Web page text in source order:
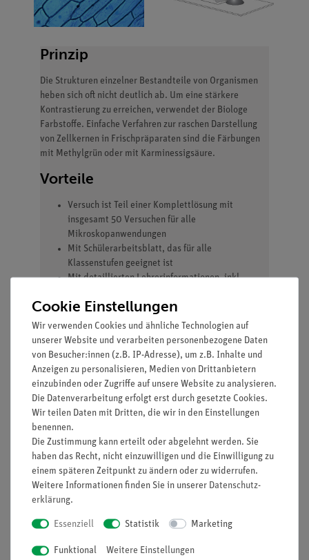
Prinzip
Die Strukturen einzelner Bestandteile von Organismen
heben sich oft nicht deutlich ab. Um eine stärkere
Kontrastierung zu erreichen, verwendet der Biologe
Farbstoffe. Einfache Verfahren zur raschen Darstellung
von Zellkernen in Frischpräparaten sind die Färbungen
mit Methylgrün oder mit Karminessigsäure.
Vorteile
Versuch ist Teil einer Komplettlösung mit
insgesamt 50 Versuchen für alle
Mikroskopanwendungen
Mit Schülerarbeitsblatt, das für alle
Klassenstufen geeignet ist
Mit detaillierten Lehrerinformationen, inkl.
Besonders geignet bei knapper Zeitplanung, da
minimale Vorbereitungszeit
Dazu passendes Mikroskopie-Set enthält alles für
die Mikroskopie notwendige Zubehör
Dazu passende Multimediainhalte erhältlich mit
unterrichtsbegleitenden Materialien
Lieferumfang
PHYWE Binokulares
Schülermikroskop MIC-
129A, 1000x, mit
MIC-
1
Cookie Einstellungen
Wir verwenden Cookies und ähnliche Technologien auf
unserer Website und verarbeiten personenbezogene Daten
von Besucher:innen (z.B. IP-Adresse), um z.B. Inhalte und
Anzeigen zu personalisieren, Medien von Drittanbietern
einzubinden oder Zugriffe auf unsere Website zu analysieren.
Die Datenverarbeitung erfolgt erst durch gesetzte Cookies.
Wir teilen Daten mit Dritten, die wir in den Einstellungen
benennen.
Die Zustimmung kann erteilt oder abgelehnt werden. Sie
haben das Recht, nicht einzuwilligen und die Einwilligung zu
einem späteren Zeitpunkt zu ändern oder zu widerrufen.
Weitere Informationen finden Sie in unserer Daten­schutz­
erklärung.
Essenziell Statistik Marketing
Funktional Weitere Einstellungen